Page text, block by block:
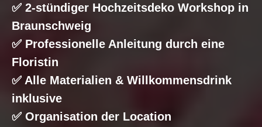
✅ 2-stündiger Hochzeitsdeko Workshop in
Braunschweig
✅ Professionelle Anleitung durch eine
Floristin
✅ Alle Materialien & Willkommensdrink
inklusive
✅ Organisation der Location